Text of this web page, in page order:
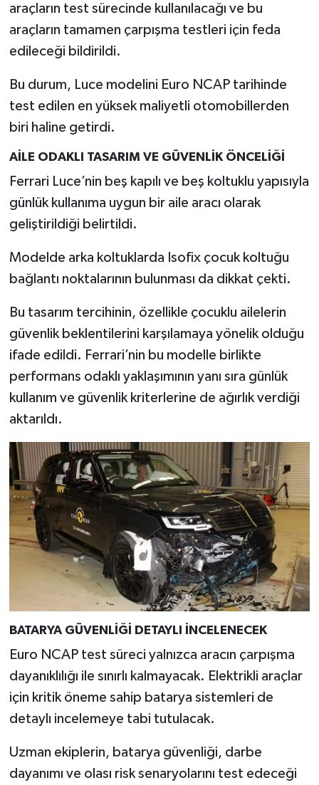
araçların test sürecinde kullanılacağı ve bu
araçların tamamen çarpışma testleri için feda
edileceği bildirildi.
Bu durum, Luce modelini Euro NCAP tarihinde
test edilen en yüksek maliyetli otomobillerden
biri haline getirdi.
AİLE ODAKLI TASARIM VE GÜVENLİK ÖNCELİĞİ
Ferrari Luce’nin beş kapılı ve beş koltuklu yapısıyla
günlük kullanıma uygun bir aile aracı olarak
geliştirildiği belirtildi.
Modelde arka koltuklarda Isofix çocuk koltuğu
bağlantı noktalarının bulunması da dikkat çekti.
Bu tasarım tercihinin, özellikle çocuklu ailelerin
güvenlik beklentilerini karşılamaya yönelik olduğu
ifade edildi. Ferrari’nin bu modelle birlikte
performans odaklı yaklaşımının yanı sıra günlük
kullanım ve güvenlik kriterlerine de ağırlık verdiği
aktarıldı.
BATARYA GÜVENLİĞİ DETAYLI İNCELENECEK
Euro NCAP test süreci yalnızca aracın çarpışma
dayanıklılığı ile sınırlı kalmayacak. Elektrikli araçlar
için kritik öneme sahip batarya sistemleri de
detaylı incelemeye tabi tutulacak.
Uzman ekiplerin, batarya güvenliği, darbe
dayanımı ve olası risk senaryolarını test edeceği